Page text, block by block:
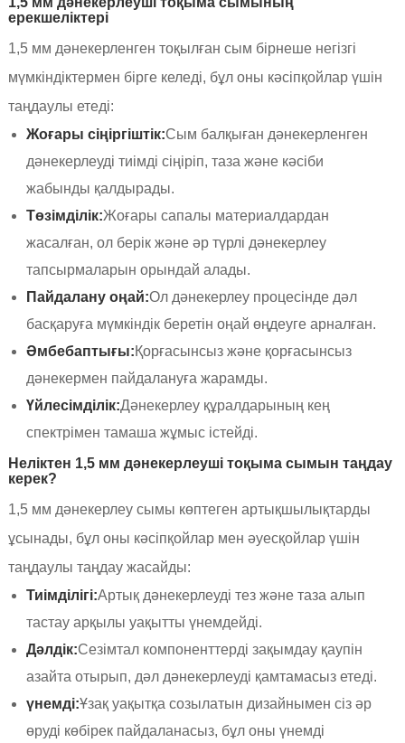
ерекшеліктері
1,5 мм дәнекерленген тоқылған сым бірнеше негізгі
мүмкіндіктермен бірге келеді, бұл оны кәсіпқойлар үшін
таңдаулы етеді:
Жоғары сіңіргіштік:Сым балқыған дәнекерленген
дәнекерлеуді тиімді сіңіріп, таза және кәсіби
жабынды қалдырады.
Төзімділік:Жоғары сапалы материалдардан
жасалған, ол берік және әр түрлі дәнекерлеу
тапсырмаларын орындай алады.
Пайдалану оңай:Ол дәнекерлеу процесінде дәл
басқаруға мүмкіндік беретін оңай өңдеуге арналған.
Әмбебаптығы:Қорғасынсыз және қорғасынсыз
дәнекермен пайдалануға жарамды.
Үйлесімділік:Дәнекерлеу құралдарының кең
спектрімен тамаша жұмыс істейді.
Неліктен 1,5 мм дәнекерлеуші ​​тоқыма сымын таңдау
керек?
1,5 мм дәнекерлеу сымы көптеген артықшылықтарды
ұсынады, бұл оны кәсіпқойлар мен әуесқойлар үшін
таңдаулы таңдау жасайды:
Тиімділігі:Артық дәнекерлеуді тез және таза алып
тастау арқылы уақытты үнемдейді.
Дәлдік:Сезімтал компоненттерді зақымдау қаупін
азайта отырып, дәл дәнекерлеуді қамтамасыз етеді.
үнемді:Ұзақ уақытқа созылатын дизайнымен сіз әр
өруді көбірек пайдаланасыз, бұл оны үнемді